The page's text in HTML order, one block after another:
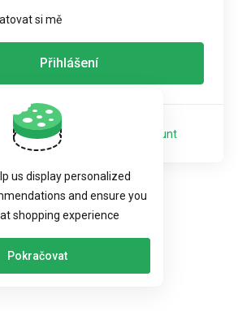
si mě
yet? Create a New Account
Jazyk: Čeština
us display personalized
and ensure you
shopping experience
Pokračovat